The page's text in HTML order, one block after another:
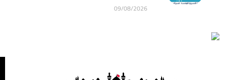
09/08/2026